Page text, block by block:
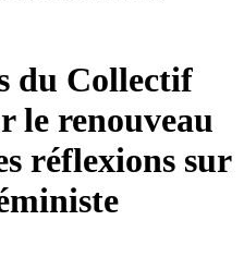
du Collectif
le renouveau
réflexions sur